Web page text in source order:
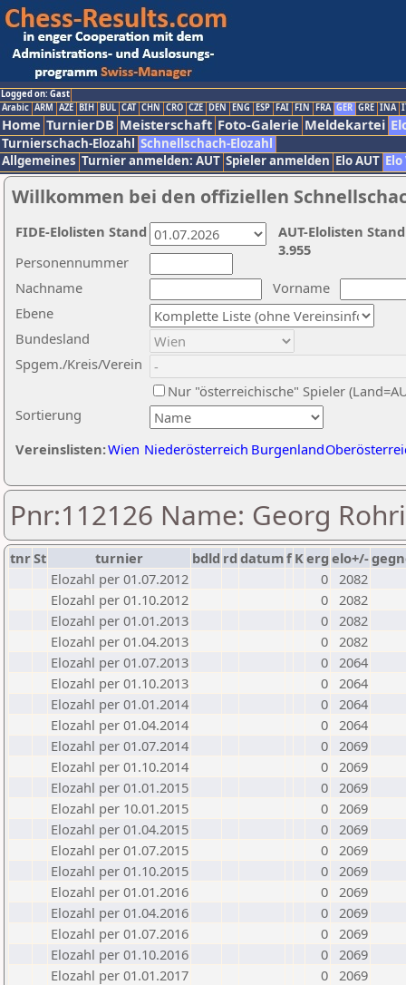
Logged on: Gast
Arabic ARM AZE BIH BUL CAT CHN CRO CZE DEN ENG ESP FAI FIN FRA GER GRE INA
Home TurnierDB Meisterschaft Foto-Galerie Meldekartei
Turnierschach-Elozahl Schnellschach-Elozahl
Allgemeines Turnier anmelden: AUT Spieler anmelden Elo AUT
Willkommen bei den offiziellen
Nachname
Vorname
Ebene
Sortierung
Personennummer
Bundesland
Spgem./Kreis/Verein
Nur "österreichische" Spieler
Vereinslisten:Wien Niederösterreich Burgenland
AUT-Elolisten
3.955
FIDE-Elolisten Stand
Pnr:112126 Name: Georg
tnrSt turnier bdld rd datumf Kerg elo+/-
Elozahl per 01.07.2012
0 2082
Elozahl per 01.10.2012
0 2082
Elozahl per 01.01.2013
0 2082
Elozahl per 01.04.2013
0 2082
Elozahl per 01.07.2013
0 2064
Elozahl per 01.10.2013
0 2064
Elozahl per 01.01.2014
0 2064
Elozahl per 01.04.2014
0 2064
Elozahl per 01.07.2014
0 2069
Elozahl per 01.10.2014
0 2069
Elozahl per 01.01.2015
0 2069
Elozahl per 10.01.2015
0 2069
Elozahl per 01.04.2015
0 2069
Elozahl per 01.07.2015
0 2069
Elozahl per 01.10.2015
0 2069
Elozahl per 01.01.2016
0 2069
Elozahl per 01.04.2016
0 2069
Elozahl per 01.07.2016
0 2069
Elozahl per 01.10.2016
0 2069
Elozahl per 01.01.2017
0 2069